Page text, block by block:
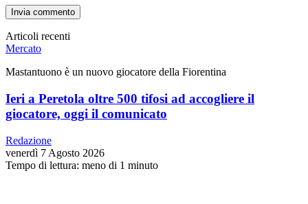
Articoli recenti
Mercato
Mastantuono è un nuovo giocatore della Fiorentina
Ieri a Peretola oltre 500 tifosi ad accogliere il
giocatore, oggi il comunicato
Redazione
venerdì 7 Agosto 2026
Tempo di lettura: meno di 1 minuto